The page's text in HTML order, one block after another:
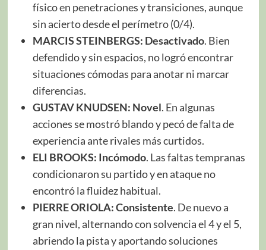
físico en penetraciones y transiciones, aunque
sin acierto desde el perímetro (0/4).
MARCIS STEINBERGS: Desactivado. Bien
defendido y sin espacios, no logró encontrar
situaciones cómodas para anotar ni marcar
diferencias.
GUSTAV KNUDSEN: Novel. En algunas
acciones se mostró blando y pecó de falta de
experiencia ante rivales más curtidos.
ELI BROOKS: Incómodo. Las faltas tempranas
condicionaron su partido y en ataque no
encontró la fluidez habitual.
PIERRE ORIOLA:Consistente. De nuevo a
gran nivel, alternando con solvencia el 4 y el 5,
abriendo la pista y aportando soluciones